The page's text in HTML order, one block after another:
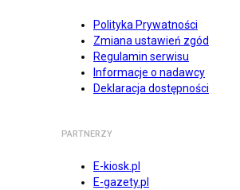
Polityka Prywatności
Zmiana ustawień zgód
Regulamin serwisu
Informacje o nadawcy
Deklaracja dostępności
PARTNERZY
E-kiosk.pl
E-gazety.pl